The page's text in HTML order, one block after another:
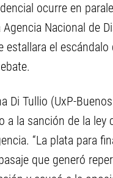
ocurre en
Nacional de
estallara el
Di Tullio (UxP-
a la sanción de la
“La plata para
que generó